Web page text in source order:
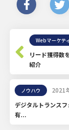
Webマーケテ
リード獲得数
紹介
ノウハウ
2021
デジタルトランス
有...